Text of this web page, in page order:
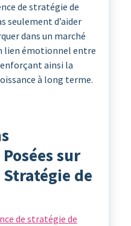
de stratégie de
seulement d’aider
dans un marché
lien émotionnel entre
ainsi la
à long terme.
sur
Stratégie de
de stratégie de